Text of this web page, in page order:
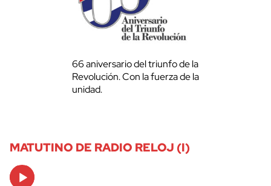
66 aniversario del triunfo de la
Revolución. Con la fuerza de la
unidad.
MATUTINO DE RADIO RELOJ (I)
Audio
Player